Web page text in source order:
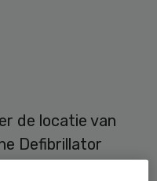
de locatie van
Defibrillator